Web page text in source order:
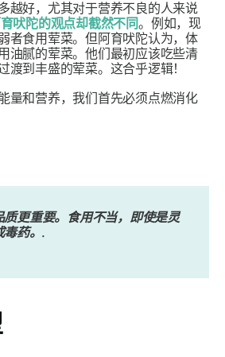
越好，尤其对于营养不良的人来说
育吠陀的观点却截然不同。例如，现
者食用荤菜。但阿育吠陀认为，体
油腻的荤菜。他们最初应该吃些清
渡到丰盛的荤菜。这合乎逻辑！
量和营养，我们首先必须点燃消化
质更重要。食用不当，即使是灵
毒药。.